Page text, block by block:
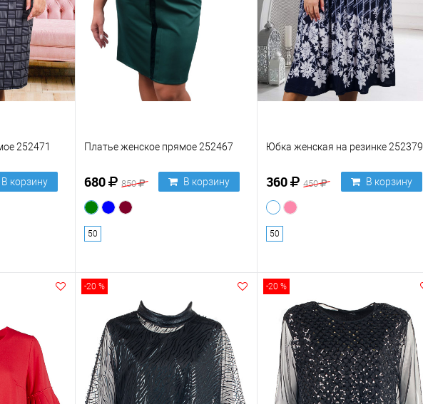
252471
В корзину
Платье женское прямое 252467
680 850 В корзину
50
Юбка женская на резинке 252379
360 450 В корзину
50
-20 % -20 %